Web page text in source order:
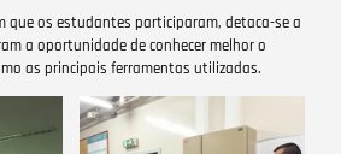
que os estudantes participaram, detaca-se a
a oportunidade de conhecer melhor o
as principais ferramentas utilizadas.
Image